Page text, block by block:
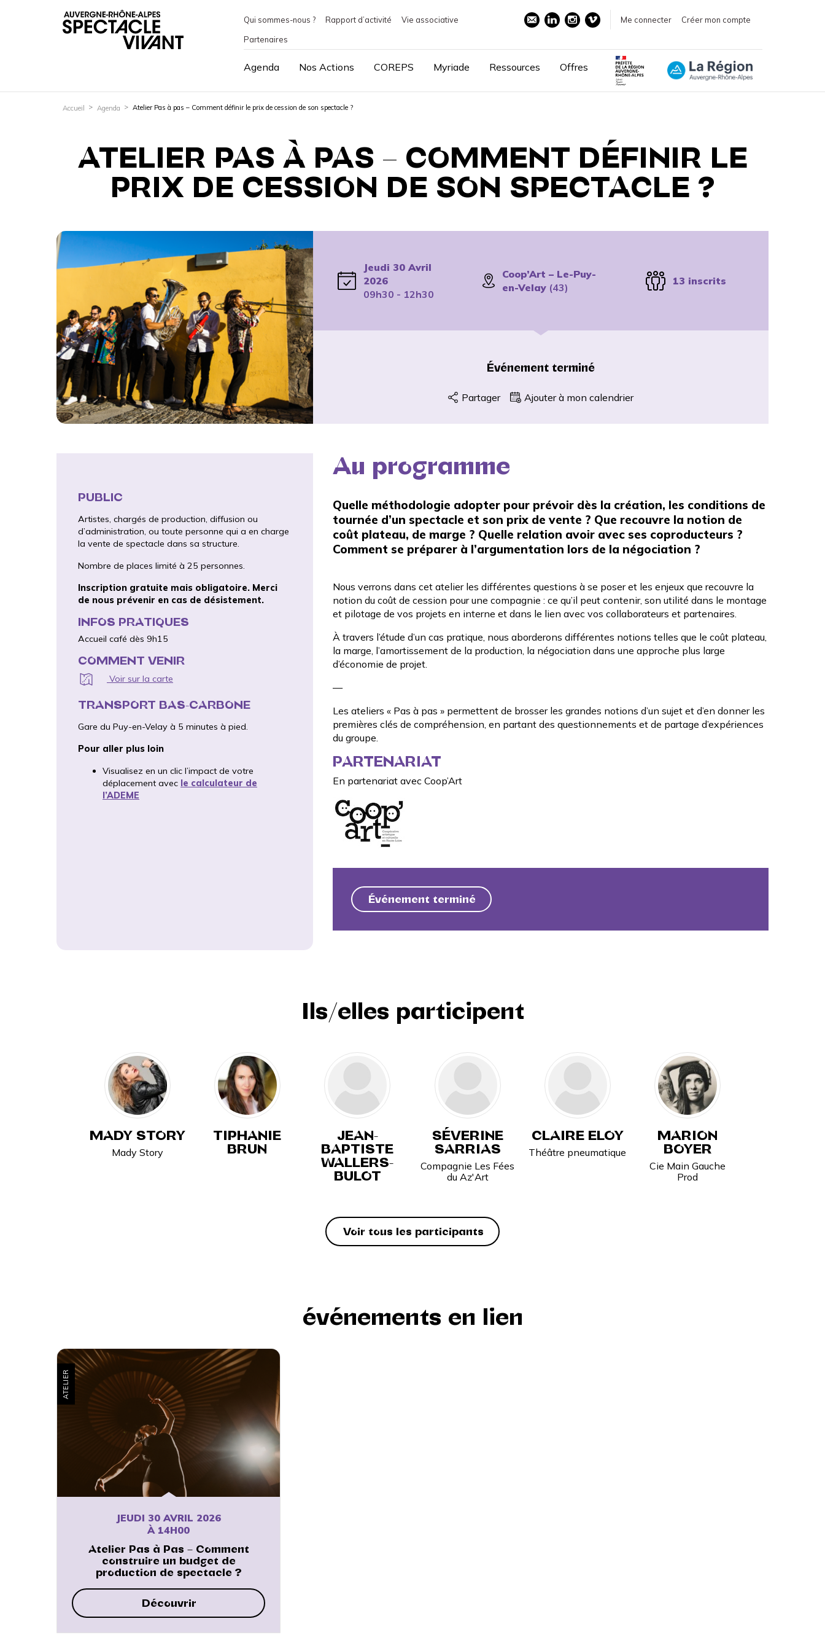
Qui sommes-nous ? Rapport d’activité
Vie associative
Partenaires
Me connecter Créer mon compte
Agenda Nos Actions COREPS Myriade Ressources Offres
Accueil Agenda Atelier Pas à pas – Comment définir le prix de cession de son spectacle ?
ATELIER PAS À PAS – COMMENT DÉFINIR LE
PRIX DE CESSION DE SON SPECTACLE ?
Jeudi 30 Avril
2026
09h30 - 12h30
Coop’Art – Le-Puy-
en-Velay(43)
13 inscrits
Événement terminé
Partager Ajouter à mon calendrier
PUBLIC
Artistes, chargés de production, diffusion ou
d’administration, ou toute personne qui a en charge
la vente de spectacle dans sa structure.
Nombre de places limité à 25 personnes.
Inscription gratuite mais obligatoire. Merci
de nous prévenir en cas de désistement.
INFOS PRATIQUES
Accueil café dès 9h15
COMMENT VENIR
Voir sur la carte
TRANSPORT BAS-CARBONE
Gare du Puy-en-Velay à 5 minutes à pied.
Pour aller plus loin
Visualisez en un clic l’impact de votre
déplacement avec le calculateur de
l’ADEME
Au programme
Quelle méthodologie adopter pour prévoir dès la création, les conditions de
tournée d’un spectacle et son prix de vente ? Que recouvre la notion de
coût plateau, de marge ? Quelle relation avoir avec ses coproducteurs ?
Comment se préparer à l’argumentation lors de la négociation ?
Nous verrons dans cet atelier les différentes questions à se poser et les enjeux que recouvre la
notion du coût de cession pour une compagnie : ce qu’il peut contenir, son utilité dans le montage
et pilotage de vos projets en interne et dans le lien avec vos collaborateurs et partenaires.
À travers l’étude d’un cas pratique, nous aborderons différentes notions telles que le coût plateau,
la marge, l’amortissement de la production, la négociation dans une approche plus large
d’économie de projet.
—
Les ateliers « Pas à pas » permettent de brosser les grandes notions d’un sujet et d’en donner les
premières clés de compréhension, en partant des questionnements et de partage d’expériences
du groupe.
PARTENARIAT
En partenariat avec Coop’Art
Événement terminé
Ils/elles participent
MADY STORY
Mady Story
TIPHANIE
BRUN
JEAN-
BAPTISTE
WALLERS-
BULOT
SÉVERINE
SARRIAS
Compagnie Les Fées
du Az'Art
CLAIRE ELOY
Théâtre pneumatique
MARION
BOYER
Cie Main Gauche
Prod
Voir tous les participants
événements en lien
ATELIER
JEUDI 30 AVRIL 2026
À 14H00
Atelier Pas à Pas – Comment
construire un budget de
production de spectacle ?
Découvrir